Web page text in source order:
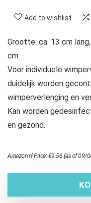
Add to wishlist
Grootte: ca. 13 cm
cm.
Voor individuele
duidelijk worden
wimperverlenging en
Kan worden
en gezond.
Amazon.nl Price:€9.56 (as of 09/